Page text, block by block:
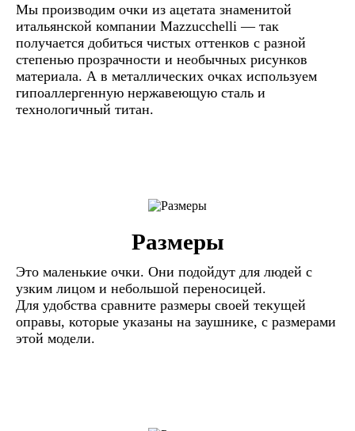
Мы производим очки из ацетата знаменитой
итальянской компании Mazzucchelli — так
получается добиться чистых оттенков с разной
степенью прозрачности и необычных рисунков
материала. А в металлических очках используем
гипоаллергенную нержавеющую сталь и
технологичный титан.
Размеры
Это маленькие очки. Они подойдут для людей с
узким лицом и небольшой переносицей.
Для удобства сравните размеры своей текущей
оправы, которые указаны на заушнике, с размерами
этой модели.